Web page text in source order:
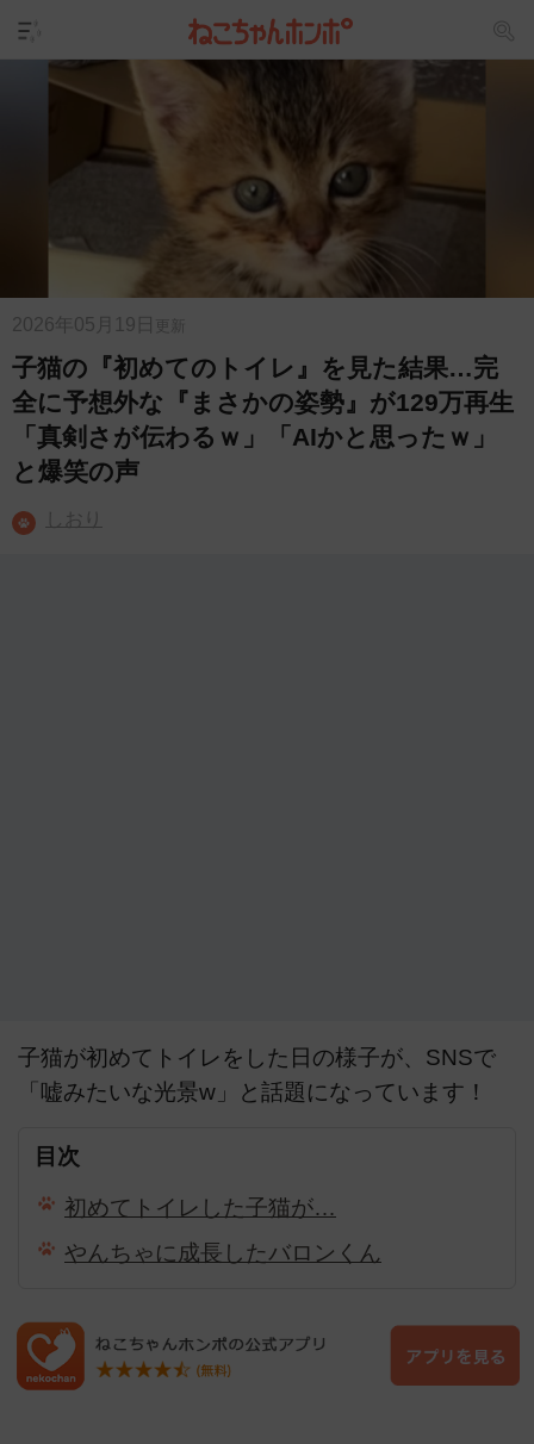
2026年05月19日 更新
子猫の『初めてのトイレ』を見た結果…完
全に予想外な『まさかの姿勢』が129万再生
「真剣さが伝わるｗ」「AIかと思ったｗ」
と爆笑の声
しおり
子猫が初めてトイレをした日の様子が、SNSで
「嘘みたいな光景w」と話題になっています！
目次
初めてトイレした子猫が…
やんちゃに成長したバロンくん